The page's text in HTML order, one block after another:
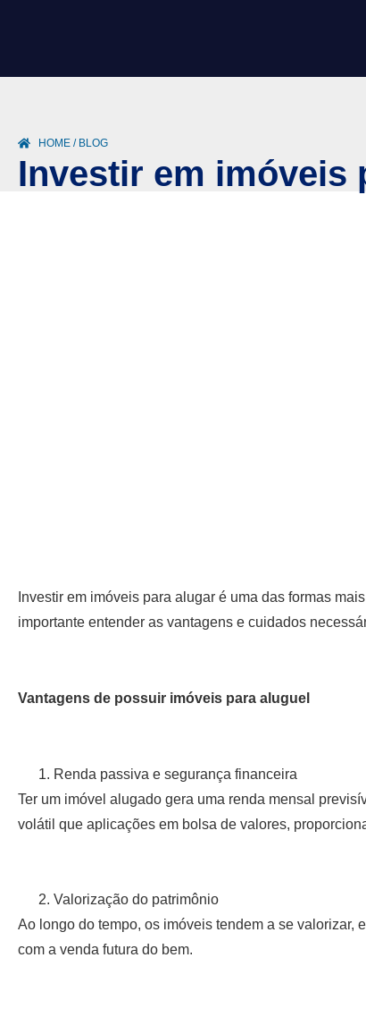
HOME / BLOG
Investir em imóveis
Investir em imóveis para alugar é uma das formas
importante entender as vantagens e cuidados
Vantagens de possuir imóveis para aluguel
Renda passiva e segurança financeira
Ter um imóvel alugado gera uma renda mensal
volátil que aplicações em bolsa de valores,
Valorização do patrimônio
Ao longo do tempo, os imóveis tendem a se valorizar,
com a venda futura do bem.